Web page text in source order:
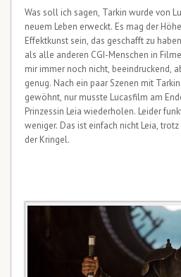
Was soll ich sagen, Tarkin wurde von
neuem Leben erweckt. Es mag der
Effektkunst sein, das geschafft zu
als alle anderen CGI-Menschen in
mir immer noch nicht, beeindruckend,
genug. Nach ein paar Szenen mit
gewöhnt, nur musste Lucasfilm am
Prinzessin Leia wiederholen. Leider
weniger. Das ist einfach nicht Leia,
der Kringel.